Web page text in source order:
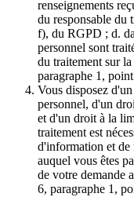
renseignements
du responsable du
f), du RGPD ; d.
personnel sont
du traitement sur
paragraphe 1,
Vous disposez
personnel, d'un
et d'un droit à la
traitement est
d'information et de
auquel vous êtes
de votre demande
6, paragraphe 1,